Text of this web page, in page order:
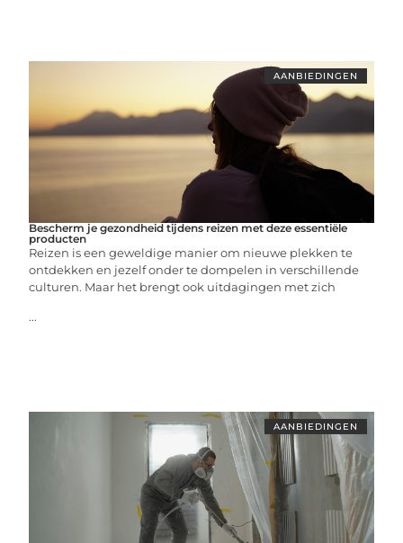
AANBIEDINGEN
Bescherm je gezondheid tijdens reizen met deze essentiële
producten
Reizen is een geweldige manier om nieuwe plekken te
ontdekken en jezelf onder te dompelen in verschillende
culturen. Maar het brengt ook uitdagingen met zich
...
AANBIEDINGEN